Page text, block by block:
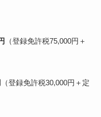
（登録免許税75,000円＋
（登録免許税30,000円＋定